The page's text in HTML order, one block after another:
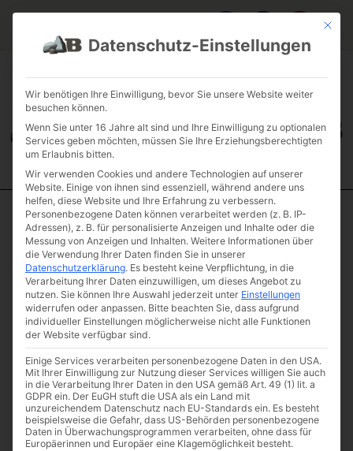
JOBS
FUHRPARK
Start/Einzelsteine/Monolith/ Quarzit „Sunshine“
Quarzit
„Sunshine“
Artikelnummer: A2-7
€301,07 (inkl. MwSt.)
Gewicht & Maße
Gewicht
ca.
kg
Länge
Mit
Datenschutz-Einstellungen
Wir benötigen Ihre Einwilligung, bevor Sie unsere Website weiter
besuchen können.
Wenn Sie unter 16 Jahre alt sind und Ihre Einwilligung zu optionalen
Services geben möchten, müssen Sie Ihre Erziehungsberechtigten
um Erlaubnis bitten.
Wir verwenden Cookies und andere Technologien auf unserer
Website. Einige von ihnen sind essenziell, während andere uns
helfen, diese Website und Ihre Erfahrung zu verbessern.
Personenbezogene Daten können verarbeitet werden (z. B. IP-
Adressen), z. B. für personalisierte Anzeigen und Inhalte oder die
Messung von Anzeigen und Inhalten. Weitere Informationen über
die Verwendung Ihrer Daten finden Sie in unserer
Datenschutzerklärung. Es besteht keine Verpflichtung, in die
Verarbeitung Ihrer Daten einzuwilligen, um dieses Angebot zu
nutzen. Sie können Ihre Auswahl jederzeit unter Einstellungen
widerrufen oder anpassen. Bitte beachten Sie, dass aufgrund
individueller Einstellungen möglicherweise nicht alle Funktionen
der Website verfügbar sind.
Einige Services verarbeiten personenbezogene Daten in den USA.
Mit Ihrer Einwilligung zur Nutzung dieser Services willigen Sie auch
in die Verarbeitung Ihrer Daten in den USA gemäß Art. 49 (1) lit. a
GDPR ein. Der EuGH stuft die USA als ein Land mit
unzureichendem Datenschutz nach EU-Standards ein. Es besteht
beispielsweise die Gefahr, dass US-Behörden personenbezogene
Daten in Überwachungsprogrammen verarbeiten, ohne dass für
Europäerinnen und Europäer eine Klagemöglichkeit besteht.